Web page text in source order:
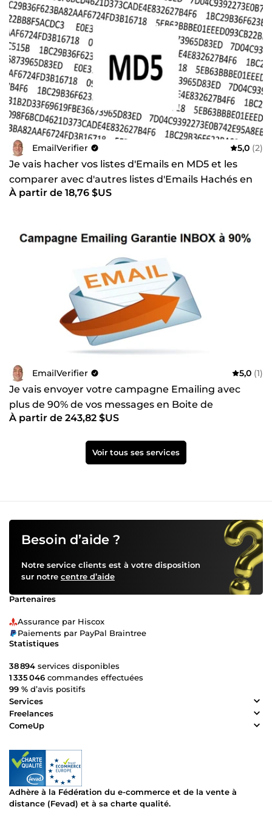
EmailVerifier 5,0 (2)
Je vais hacher vos listes d'Emails en MD5 et les
comparer avec d'autres listes d'Emails Hachés en
MD5
À partir de 18,76 $US
EmailVerifier 5,0 (1)
Je vais envoyer votre campagne Emailing avec
plus de 90% de vos messages en Boite de
Réception
À partir de 243,82 $US
Voir tous ses services
Besoin d’aide ?
Notre service clients est à votre disposition
sur notre centre d’aide
Partenaires
Assurance par Hiscox
Paiements par PayPal Braintree
Statistiques
38 894 services disponibles
1 335 046 commandes effectuées
99 % d’avis positifs
Services
Freelances
ComeUp
Adhère à la Fédération du e-commerce et de la vente à
distance (Fevad) et à sa charte qualité.